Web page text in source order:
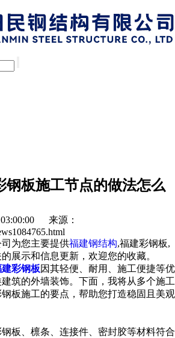
钢板施工节点的做法怎么
03:00:00 来源：
为您主要提供福建钢结构,福建彩钢板,
展示和信息更新，欢迎您的收藏。
建彩钢板因其轻便、耐用、施工便捷等优
筑的外墙装饰。下面，我将从多个施工
板施工的要点，帮助您打造稳固且美观
、檩条、连接件、密封胶等材料符合